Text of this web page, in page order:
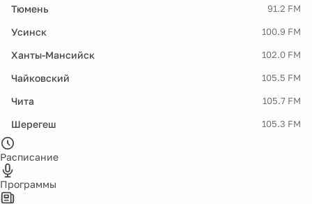
Тюмень 91.2 FM
Усинск 100.9 FM
Ханты-Мансийск 102.0 FM
Чайковский 105.5 FM
Чита 105.7 FM
Шерегеш 105.3 FM
Расписание
Программы